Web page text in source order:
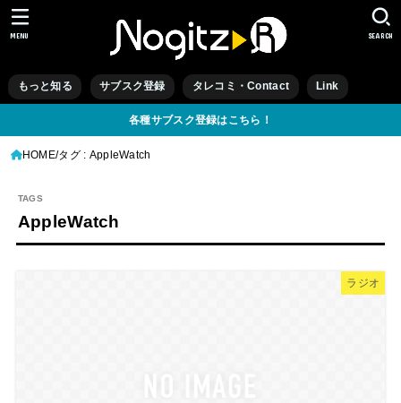
もっと知る サブスク登録 タレコミ・Contact Link
SEARCH
MENU
各種サブスク登録はこちら！
HOME タグ : AppleWatch
AppleWatch
ラジオ